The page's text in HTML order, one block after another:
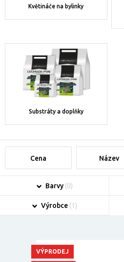
Květináče na bylinky
Substráty a doplňky
Cena Název
Barvy (0)
Výrobce (1)
VÝPRODEJ